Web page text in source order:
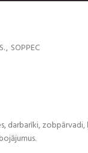
, SOPPEC
darbarīki, zobpārvadi,